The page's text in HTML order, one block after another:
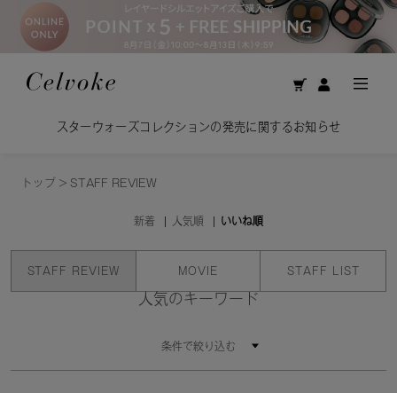
スターウォーズコレクションの発売に関するお知らせ
トップ > STAFF REVIEW
新着 人気順 いいね順
STAFF REVIEW MOVIE STAFF LIST
人気のキーワード
条件で絞り込む